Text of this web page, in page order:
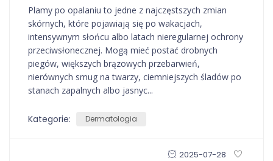
Plamy po opalaniu to jedne z najczęstszych zmian
skórnych, które pojawiają się po wakacjach,
intensywnym słońcu albo latach nieregularnej ochrony
przeciwsłonecznej. Mogą mieć postać drobnych
piegów, większych brązowych przebarwień,
nierównych smug na twarzy, ciemniejszych śladów po
stanach zapalnych albo jasnyc...
Kategorie: Dermatologia
2025-07-28